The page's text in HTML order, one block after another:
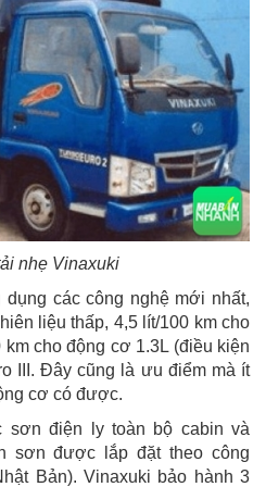
nhẹ Vinaxuki
các công nghệ mới nhất,
liệu thấp, 4,5 lít/100 km cho
cho động cơ 1.3L (điều kiện
III. Đây cũng là ưu điểm mà ít
cơ có được.
sơn điện ly toàn bộ cabin và
sơn được lắp đặt theo công
Bản). Vinaxuki bảo hành 3